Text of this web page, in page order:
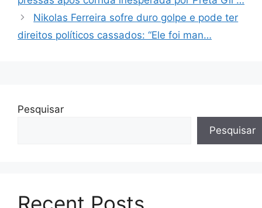
Nikolas Ferreira sofre duro golpe e pode ter
direitos políticos cassados: “Ele foi man…
Pesquisar
Pesquisar